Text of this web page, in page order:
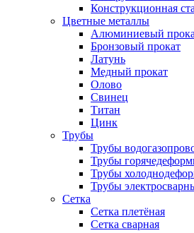
Конструкционная
Цветные металлы
Алюминиевый
Бронзовый прокат
Латунь
Медный прокат
Олово
Свинец
Титан
Цинк
Трубы
Трубы
Трубы
Трубы
Трубы
Сетка
Сетка плетёная
Сетка сварная